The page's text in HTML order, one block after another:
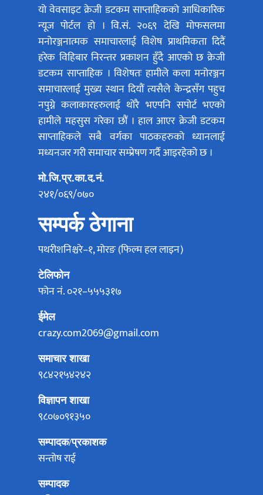
यो वेवसाइट क्रेजी डटकम साप्ताहिकको आधिकारिक
न्यूज पोर्टल हो । वि.सं. २०६९ देखि मोफसलमा
मनोरञ्जनात्मक समाचारलाई विशेष प्राथमिकता दिदैं
हरेक विहिबार निरन्तर प्रकाशन हुँदै आएको छ क्रेजी
डटकम साप्ताहिक । विशेषतः हामीले कला मनोरञ्जन
समाचारलाई मुख्य स्थान दियौं त्यसैले केन्द्रसँग पहुच
नपुग्ने कलाकारहरुलाई थोरै भएपनि सपोर्ट भएको
हामीले महसुस गरेका छौं । हाल आएर क्रेजी डटकम
साप्ताहिकले सबै वर्गका पाठकहरुको ध्यानलाई
मध्यनजर गरी समाचार सम्प्रेषण गर्दै आइरहेको छ ।
मो.जि.प्र.का.द.नं.
२४१/०६९/०७०
सम्पर्क ठेगाना
पथरीशनिश्चरे–१, मोरङ (फिल्म हल लाइन)
टेलिफोन
फोन नं. ०२१–५५५३१७
ईमेल
crazy.com2069@gmail.com
समाचार शाखा
९८४२१५४२४२
विज्ञापन शाखा
९८०७०९१३५०
सम्पादक/प्रकाशक
सन्तोष राई
सम्पादक